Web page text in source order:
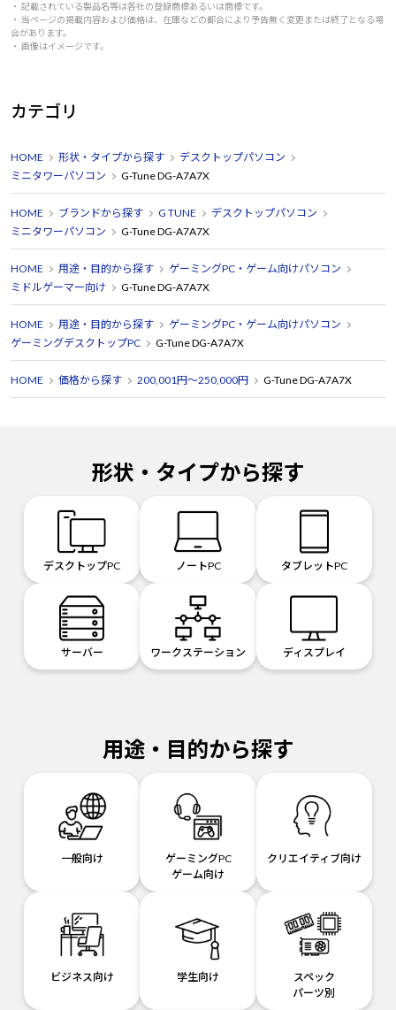
・ 記載されている製品名等は各社の登録商標あるいは商標です。
・ 当ページの掲載内容および価格は、在庫などの都合により予告無く変更または終了となる場
合があります。
・ 画像はイメージです。
カテゴリ
HOME 形状・タイプから探す
デスクトップパソコン
ミニタワーパソコン
G-Tune DG-A7A7X
HOME ブランドから探す G TUNE
デスクトップパソコン
ミニタワーパソコン
G-Tune DG-A7A7X
HOME 用途・目的から探す
ゲーミングPC・ゲーム向けパソコン
ミドルゲーマー向け
G-Tune DG-A7A7X
HOME 用途・目的から探す
ゲーミングPC・ゲーム向けパソコン
ゲーミングデスクトップPC
G-Tune DG-A7A7X
HOME 価格から探す 200,001円～250,000円 G-Tune DG-A7A7X
形状・タイプから探す
デスクトップPC ノートPC タブレットPC
サーバー ワークステーション ディスプレイ
用途・目的から探す
一般向け
ゲーミングPC
ゲーム向け
クリエイティブ向け
ビジネス向け 学生向け
スペック
パーツ別